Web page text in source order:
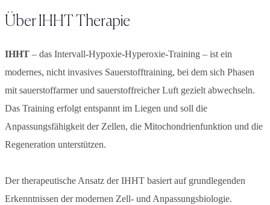
ÜberIHHT Therapie
IHHT – das Intervall-Hypoxie-Hyperoxie-Training – ist ein
modernes, nicht invasives Sauerstofftraining, bei dem sich Phasen
mit sauerstoffarmer und sauerstoffreicher Luft gezielt abwechseln.
Das Training erfolgt entspannt im Liegen und soll die
Anpassungsfähigkeit der Zellen, die Mitochondrienfunktion und die
Regeneration unterstützen.
Der therapeutische Ansatz der IHHT basiert auf grundlegenden
Erkenntnissen der modernen Zell- und Anpassungsbiologie.